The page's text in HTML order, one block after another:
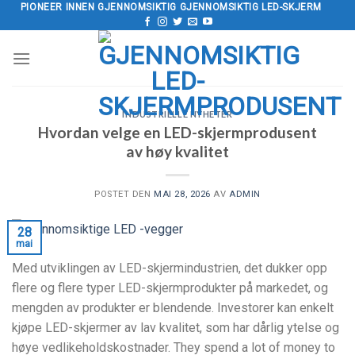
Hopp
til
PIONEER INNEN GJENNOMSIKTIG GJENNOMSIKTIG LED-SKJERM
INDUSTRIELLE NYHETER
Hvordan velge en LED-skjermprodusent
av høy kvalitet
POSTET DEN MAI 28, 2026 AVADMIN
28
mai
Med utviklingen av LED-skjermindustrien, det dukker opp
flere og flere typer LED-skjermprodukter på markedet, og
mengden av produkter er blendende. Investorer kan enkelt
kjøpe LED-skjermer av lav kvalitet, som har dårlig ytelse og
høye vedlikeholdskostnader. They spend a lot of money to